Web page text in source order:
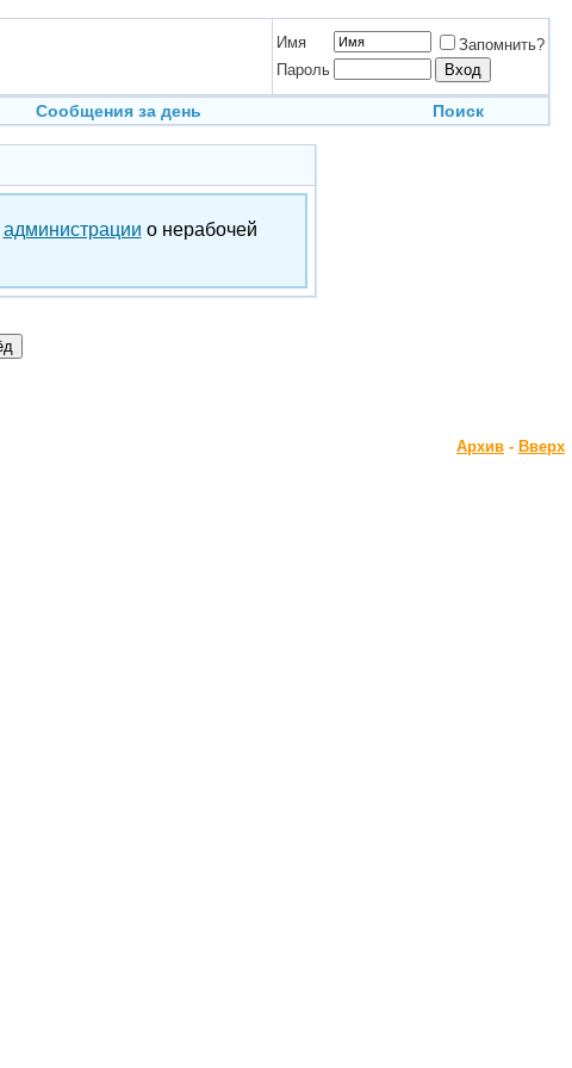
Имя
Запомнить?
Пароль
Сообщения за день Поиск
администрации о нерабочей
Архив - Вверх